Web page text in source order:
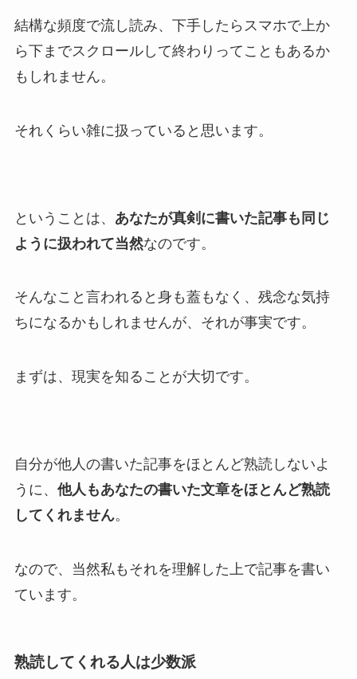
結構な頻度で流し読み、下手したらスマホで上か
ら下までスクロールして終わりってこともあるか
もしれません。
それくらい雑に扱っていると思います。
ということは、 あなたが真剣に書いた記事も同じ
ように扱われて当然なのです。
そんなこと言われると身も蓋もなく、残念な気持
ちになるかもしれませんが、それが事実です。
まずは、現実を知ることが大切です。
自分が他人の書いた記事をほとんど熟読しないよ
うに、 他人もあなたの書いた文章をほとんど熟読
してくれません。
なので、当然私もそれを理解した上で記事を書い
ています。
熟読してくれる人は少数派